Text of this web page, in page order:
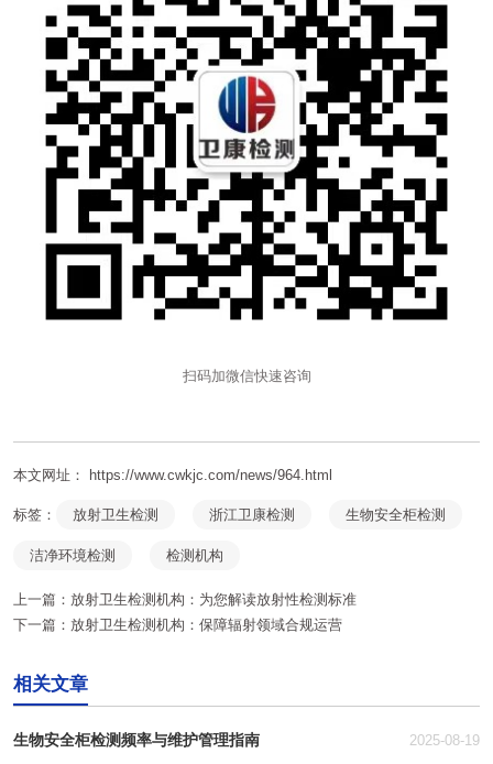
扫码加微信快速咨询
本文网址： https://www.cwkjc.com/news/964.html
标签： 放射卫生检测 浙江卫康检测 生物安全柜检测
洁净环境检测 检测机构
上一篇： 放射卫生检测机构：为您解读放射性检测标准
下一篇： 放射卫生检测机构：保障辐射领域合规运营
相关文章
2025-08-19
生物安全柜检测频率与维护管理指南